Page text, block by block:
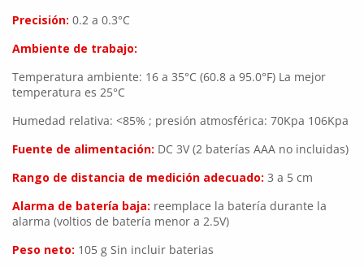
Precisión: 0.2 a 0.3°C
Ambiente de trabajo:
Temperatura ambiente: 16 a 35°C (60.8 a 95.0°F) La mejor
temperatura es 25°C
Humedad relativa: <85% ; presión atmosférica: 70Kpa 106Kpa
Fuente de alimentación: DC 3V (2 baterías AAA no incluidas)
Rango de distancia de medición adecuado: 3 a 5 cm
Alarma de batería baja: reemplace la batería durante la
alarma (voltios de batería menor a 2.5V)
Peso neto: 105 g Sin incluir baterias